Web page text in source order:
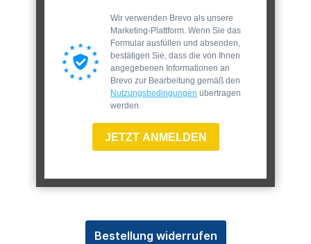
Wir verwenden Brevo als unsere
Marketing-Plattform. Wenn Sie das
Formular ausfüllen und absenden,
bestätigen Sie, dass die von Ihnen
angegebenen Informationen an
Brevo zur Bearbeitung gemäß den
Nutzungsbedingungen übertragen
werden
JETZT ANMELDEN
Bestellung widerrufen